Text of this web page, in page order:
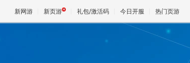
新网游 新页游 礼包/激活码 今日开服 热门页游